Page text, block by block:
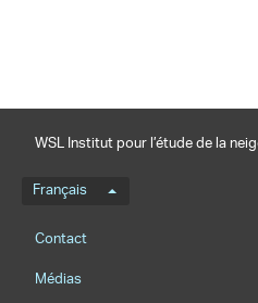
WSL Institut pour l’étude de la
Menu de langue
Français
Footernavigation
Contact
Médias